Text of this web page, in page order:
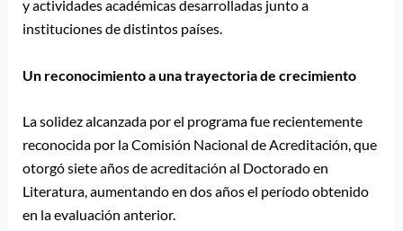
y actividades académicas desarrolladas junto a
instituciones de distintos países.
Un reconocimiento a una trayectoria de crecimiento
La solidez alcanzada por el programa fue recientemente
reconocida por la Comisión Nacional de Acreditación, que
otorgó siete años de acreditación al Doctorado en
Literatura, aumentando en dos años el período obtenido
en la evaluación anterior.